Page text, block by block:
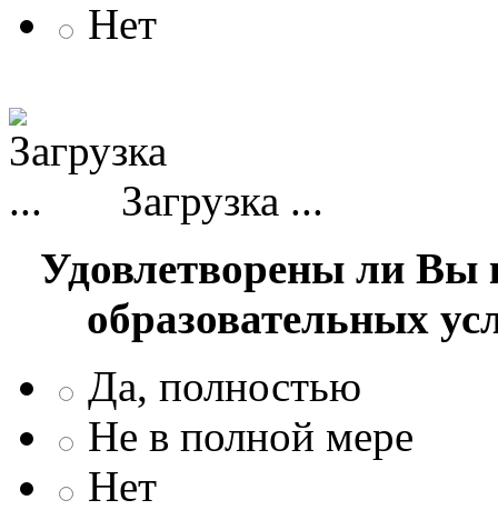
Нет
Загрузка ...
Удовлетворены ли Вы
образовательных
Да, полностью
Не в полной мере
Нет